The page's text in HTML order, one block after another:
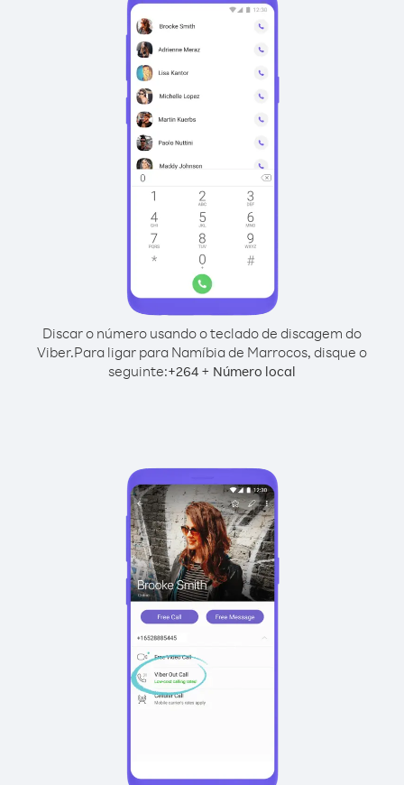
Discar o número usando o teclado de discagem do
Viber.Para ligar para Namíbia de Marrocos, disque o
seguinte:+264 + Número local